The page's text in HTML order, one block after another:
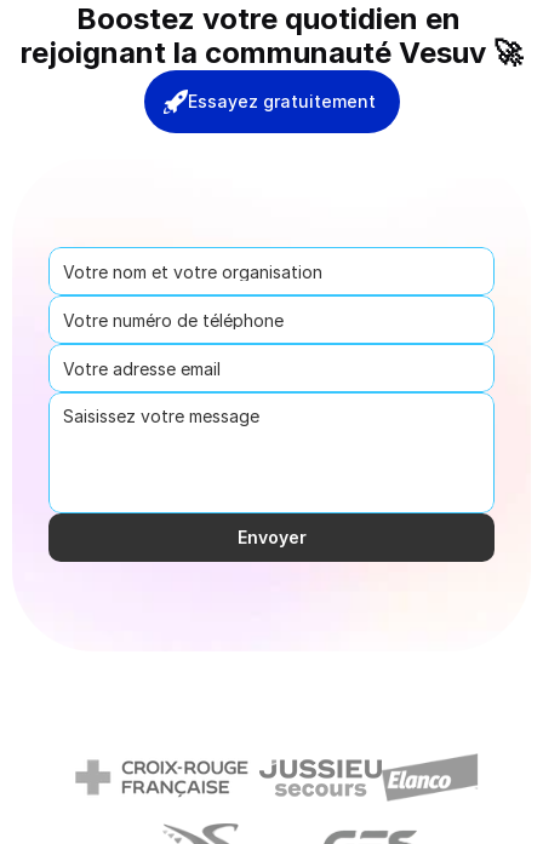
Boostez votre quotidien en
rejoignant la communauté Vesuv 🚀
Essayez gratuitement
Envoyer